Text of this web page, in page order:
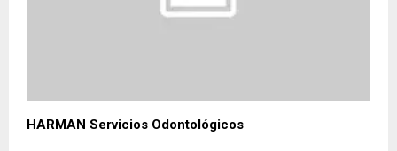
HARMAN Servicios Odontológicos